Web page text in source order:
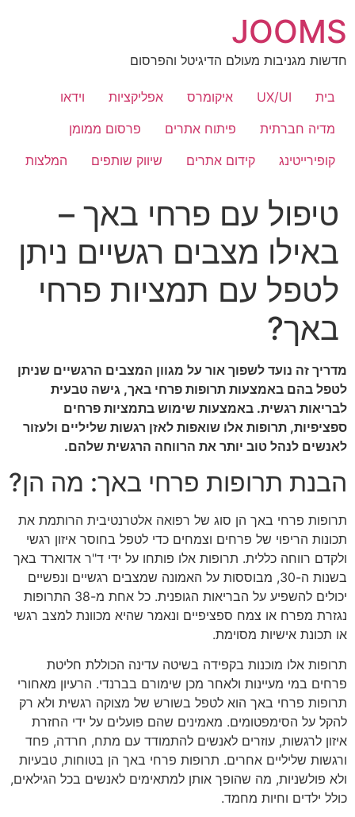
לתוכן
JOOMS
חדשות מגניבות מעולם הדיגיטל והפרסום
בית UX/UI איקומרס אפליקציות
וידאו
מדיה חברתית
פיתוח אתרים
פרסום ממומן
קופירייטינג
קידום אתרים שיווק שותפים המלצות
טיפול עם פרחי באך –
באילו מצבים רגשיים ניתן
לטפל עם תמציות פרחי
באך?
מדריך זה נועד לשפוך אור על מגוון המצבים הרגשיים שניתן
לטפל בהם באמצעות תרופות פרחי באך, גישה טבעית
לבריאות רגשית. באמצעות שימוש בתמציות פרחים
ספציפיות, תרופות אלו שואפות לאזן רגשות שליליים ולעזור
לאנשים לנהל טוב יותר את הרווחה הרגשית שלהם.
הבנת תרופות פרחי באך: מה הן?
תרופות פרחי באך הן סוג של רפואה אלטרנטיבית הרותמת את
תכונות הריפוי של פרחים וצמחים כדי לטפל בחוסר איזון רגשי
ולקדם רווחה כללית. תרופות אלו פותחו על ידי ד"ר אדוארד באך
בשנות ה-30, מבוססות על האמונה שמצבים רגשיים ונפשיים
יכולים להשפיע על הבריאות הגופנית. כל אחת מ-38 התרופות
נגזרת מפרח או צמח ספציפיים ונאמר שהיא מכוונת למצב רגשי
או תכונת אישיות מסוימת.
תרופות אלו מוכנות בקפידה בשיטה עדינה הכוללת חליטת
פרחים במי מעיינות ולאחר מכן שימורם בברנדי. הרעיון מאחורי
תרופות פרחי באך הוא לטפל בשורש של מצוקה רגשית ולא רק
להקל על הסימפטומים. מאמינים שהם פועלים על ידי החזרת
איזון לרגשות, עוזרים לאנשים להתמודד עם מתח, חרדה, פחד
ורגשות שליליים אחרים. תרופות פרחי באך הן בטוחות, טבעיות
ולא פולשניות, מה שהופך אותן למתאימים לאנשים בכל הגילאים,
כולל ילדים וחיות מחמד.